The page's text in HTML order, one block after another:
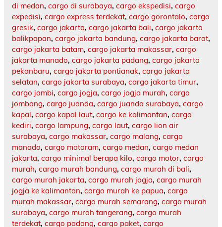
di medan, cargo di surabaya, cargo ekspedisi, cargo
expedisi, cargo express terdekat, cargo gorontalo, cargo
gresik, cargo jakarta, cargo jakarta bali, cargo jakarta
balikpapan, cargo jakarta bandung, cargo jakarta barat,
cargo jakarta batam, cargo jakarta makassar, cargo
jakarta manado, cargo jakarta padang, cargo jakarta
pekanbaru, cargo jakarta pontianak, cargo jakarta
selatan, cargo jakarta surabaya, cargo jakarta timur,
cargo jambi, cargo jogja, cargo jogja murah, cargo
jombang, cargo juanda, cargo juanda surabaya, cargo
kapal, cargo kapal laut, cargo ke kalimantan, cargo
kediri, cargo lampung, cargo laut, cargo lion air
surabaya, cargo makassar, cargo malang, cargo
manado, cargo mataram, cargo medan, cargo medan
jakarta, cargo minimal berapa kilo, cargo motor, cargo
murah, cargo murah bandung, cargo murah di bali,
cargo murah jakarta, cargo murah jogja, cargo murah
jogja ke kalimantan, cargo murah ke papua, cargo
murah makassar, cargo murah semarang, cargo murah
surabaya, cargo murah tangerang, cargo murah
terdekat, cargo padang, cargo paket, cargo